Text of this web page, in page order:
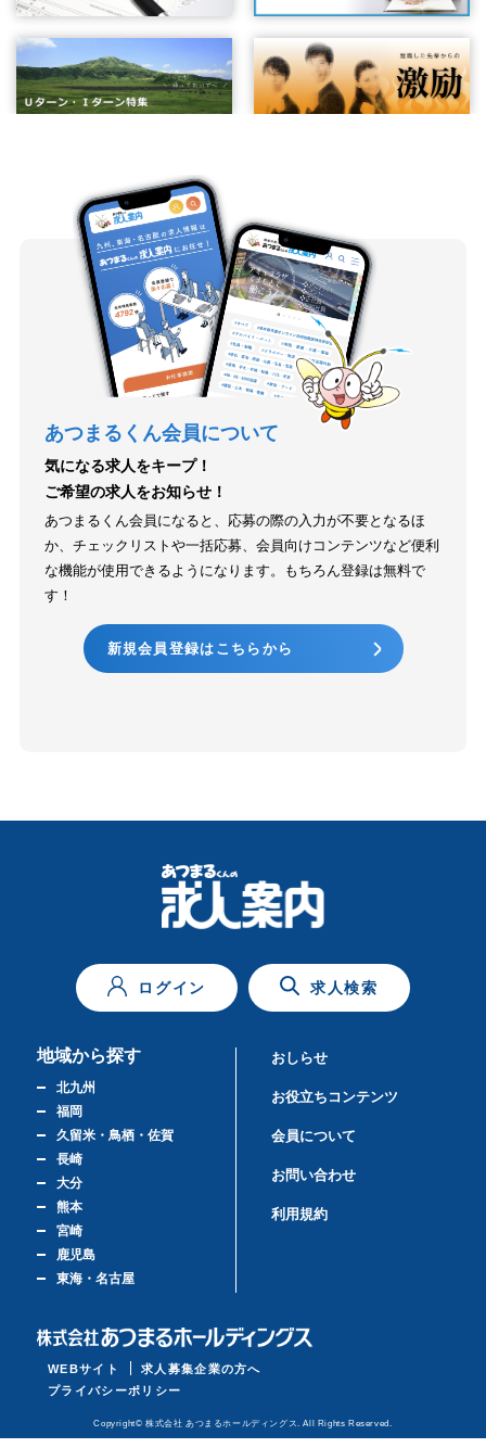
あつまるくん会員について
気になる求人をキープ！
ご希望の求人をお知らせ！
あつまるくん会員になると、応募の際の入力が不要となるほ
か、チェックリストや一括応募、会員向けコンテンツなど便利
な機能が使用できるようになります。もちろん登録は無料で
す！
新規会員登録はこちらから
ログイン 求人検索
地域から探す
北九州
福岡
久留米・鳥栖・佐賀
長崎
大分
熊本
宮崎
鹿児島
東海・名古屋
おしらせ
お役立ちコンテンツ
会員について
お問い合わせ
利用規約
WEBサイト
求人募集企業の方へ
プライバシーポリシー
Copyright© 株式会社 あつまるホールディングス. All Rights Reserved.